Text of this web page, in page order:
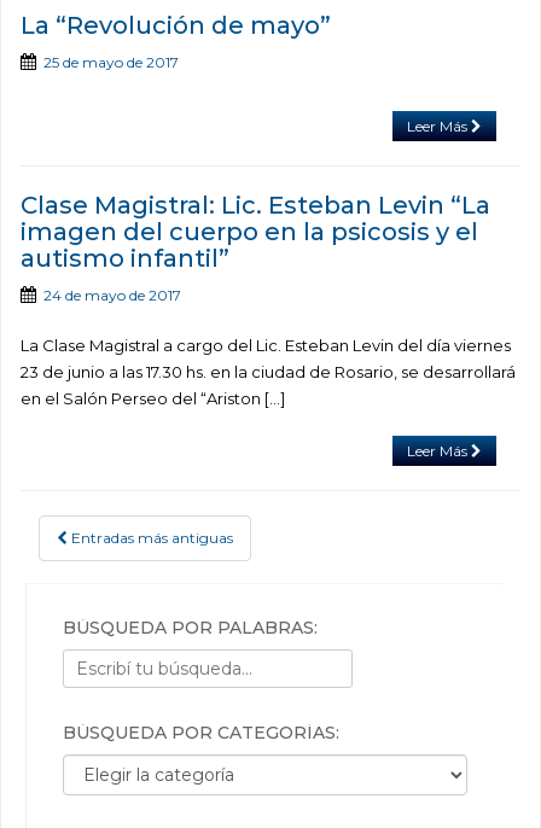
La “Revolución de mayo”
25 de mayo de 2017
Leer Más
Clase Magistral: Lic. Esteban Levin “La
imagen del cuerpo en la psicosis y el
autismo infantil”
24 de mayo de 2017
La Clase Magistral a cargo del Lic. Esteban Levin del día viernes
23 de junio a las 17.30 hs. en la ciudad de Rosario, se desarrollará
en el Salón Perseo del “Ariston […]
Leer Más
POSTS NAVIGATION
Entradas más antiguas
BÚSQUEDA POR PALABRAS:
BÚSQUEDA POR CATEGORÍAS:
Búsqueda por categorías: